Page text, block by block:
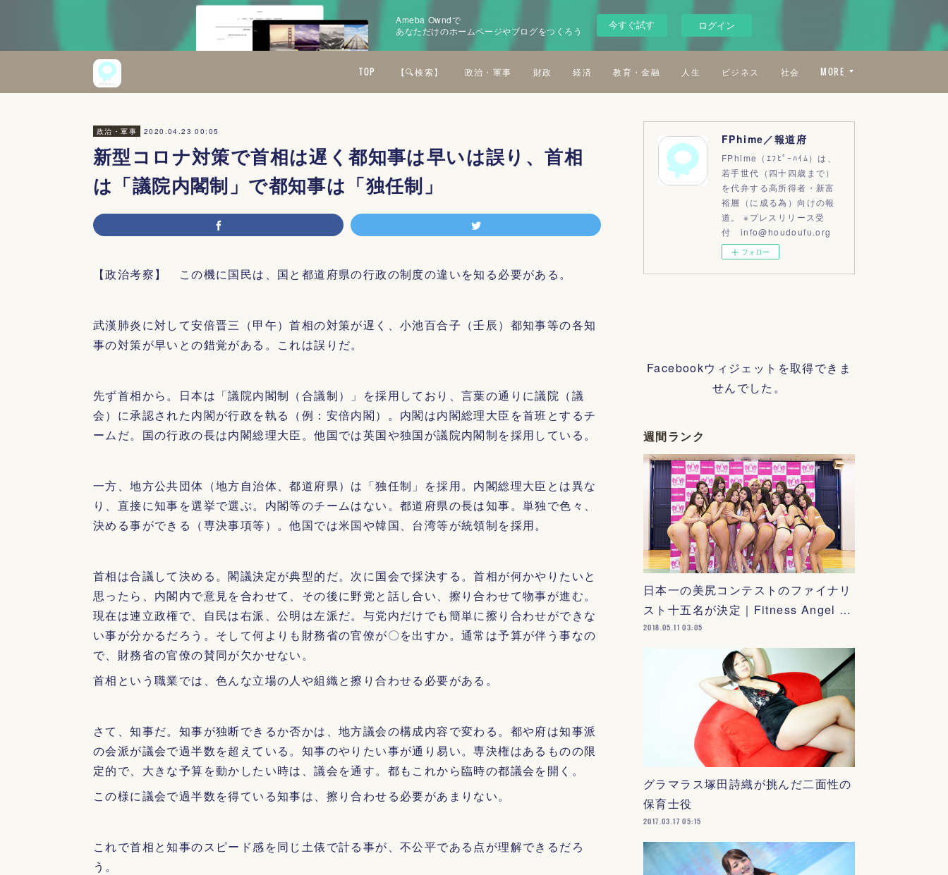
Ameba Owndで
あなただけのホームページやブログをつくろう
今すぐ試す ログイン
TOP 【🔍検索】 政治・軍事 財政 経済 教育・金融 人生 ビジネス 社会 MORE
政治・軍事 2020.04.23 00:05
新型コロナ対策で首相は遅く都知事は早いは誤り、首相
は「議院内閣制」で都知事は「独任制」
【政治考察】 この機に国民は、国と都道府県の行政の制度の違いを知る必要がある。
武漢肺炎に対して安倍晋三（甲午）首相の対策が遅く、小池百合子（壬辰）都知事等の各知
事の対策が早いとの錯覚がある。これは誤りだ。
先ず首相から。日本は「議院内閣制（合議制）」を採用しており、言葉の通りに議院（議
会）に承認された内閣が行政を執る（例：安倍内閣）。内閣は内閣総理大臣を首班とするチ
ームだ。国の行政の長は内閣総理大臣。他国では英国や独国が議院内閣制を採用している。
一方、地方公共団体（地方自治体、都道府県）は「独任制」を採用。内閣総理大臣とは異な
り、直接に知事を選挙で選ぶ。内閣等のチームはない。都道府県の長は知事。単独で色々、
決める事ができる（専決事項等）。他国では米国や韓国、台湾等が統領制を採用。
首相は合議して決める。閣議決定が典型的だ。次に国会で採決する。首相が何かやりたいと
思ったら、内閣内で意見を合わせて、その後に野党と話し合い、擦り合わせて物事が進む。
現在は連立政権で、自民は右派、公明は左派だ。与党内だけでも簡単に擦り合わせができな
い事が分かるだろう。そして何よりも財務省の官僚が〇を出すか。通常は予算が伴う事なの
で、財務省の官僚の賛同が欠かせない。
首相という職業では、色んな立場の人や組織と擦り合わせる必要がある。
さて、知事だ。知事が独断できるか否かは、地方議会の構成内容で変わる。都や府は知事派
の会派が議会で過半数を超えている。知事のやりたい事が通り易い。専決権はあるものの限
定的で、大きな予算を動かしたい時は、議会を通す。都もこれから臨時の都議会を開く。
この様に議会で過半数を得ている知事は、擦り合わせる必要があまりない。
これで首相と知事のスピード感を同じ土俵で計る事が、不公平である点が理解できるだろ
う。
FPhime／報道府
FPhime（ｴﾌﾋﾟｰﾊｲﾑ）は、
若手世代（四十四歳まで）
を代弁する高所得者・新富
裕層（に成る為）向けの報
道。 ※プレスリリース受
付 info@houdoufu.org
フォロー
Facebookウィジェットを取得できま
せんでした。
週間ランク
日本一の美尻コンテストのファイナリ
スト十五名が決定｜Fitness Angel …
2018.05.11 03:05
グラマラス塚田詩織が挑んだ二面性の
保育士役
2017.03.17 05:15